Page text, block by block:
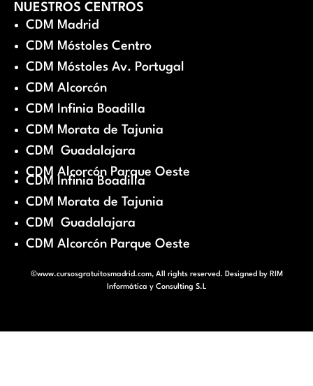
NUESTROS CENTROS
CDM Madrid
CDM Móstoles Centro
CDM Móstoles Av. Portugal
CDM Alcorcón
CDM Infinia Boadilla
CDM Morata de Tajunia
CDM Guadalajara
CDM Alcorcón Parque Oeste
CDM Infinia Boadilla
CDM Morata de Tajunia
CDM Guadalajara
CDM Alcorcón Parque Oeste
©www.cursosgratuitosmadrid.com, All rights reserved. Designed by RIM
Informática y Consulting S.L